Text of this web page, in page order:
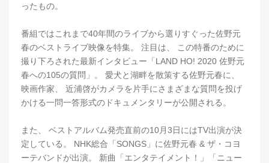
ったもの。
番組ではこれまで40年間のライブから選りすぐった佐野元
春のベストライブ映像を特集。 注目は、 この特番のために
撮り下ろされた最新インタビュー「LAND HO! 2020 佐野元
春への105の質問」。 愛犬と湖畔を散策する佐野元春に、
映画作家、 近浦啓がカメラを片手にさまざまな質問を投げ
かける一問一答形式のドキュメンタリーが公開される。
また、 ベストアルバム発売直前の10月3日にはTV出演が決
定している。 NHK総合「SONGS」に佐野元春 & ザ・コヨ
ーテバンドが出演。 新曲「エンタテイメント！」「ニュー